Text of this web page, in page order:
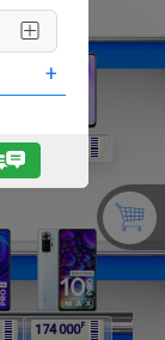
+
138 000
174 000F